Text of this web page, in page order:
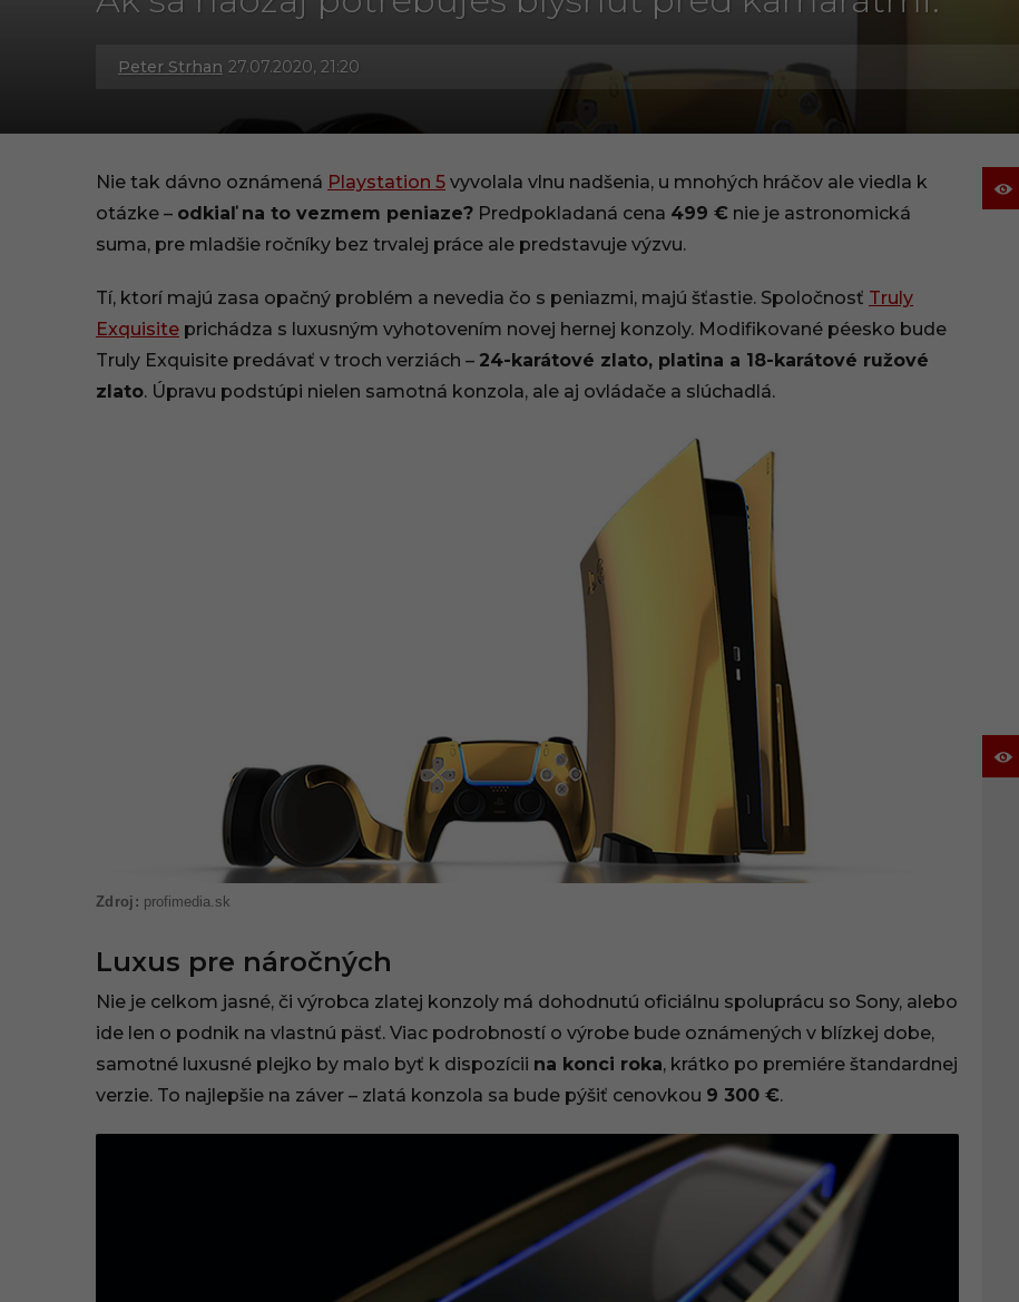
Peter Strhan 27.07.2020, 21:20
3
0
9
.
2
Nie tak dávno oznámená Playstation 5 vyvolala vlnu nadšenia, u mnohých hráčov ale viedla k
otázke – odkiaľ na to vezmem peniaze? Predpokladaná cena 499 € nie je astronomická
suma, pre mladšie ročníky bez trvalej práce ale predstavuje výzvu.
Tí, ktorí majú zasa opačný problém a nevedia čo s peniazmi, majú šťastie. Spoločnosť Truly
Exquisite prichádza s luxusným vyhotovením novej hernej konzoly. Modifikované péesko bude
Truly Exquisite predávať v troch verziách – 24-karátové zlato, platina a 18-karátové ružové
zlato. Úpravu podstúpi nielen samotná konzola, ale aj ovládače a slúchadlá.
profimedia.sk
Luxus pre náročných
Nie je celkom jasné, či výrobca zlatej konzoly má dohodnutú oficiálnu spoluprácu so Sony, alebo
ide len o podnik na vlastnú päsť. Viac podrobností o výrobe bude oznámených v blízkej dobe,
samotné luxusné plejko by malo byť k dispozícii na konci roka, krátko po premiére štandardnej
verzie. To najlepšie na záver – zlatá konzola sa bude pýšiť cenovkou 9 300 €.